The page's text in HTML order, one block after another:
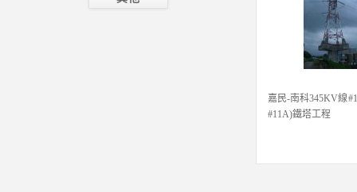
嘉民-南科345KV線
#11A)鐵塔工程